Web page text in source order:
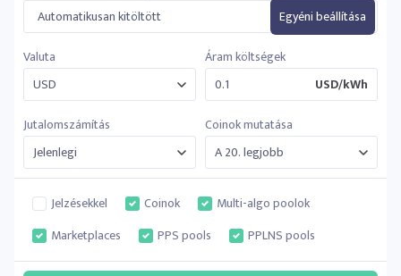
Automatikusan kitöltött
Egyéni beállítása
Valuta
Áram költségek
USD/kWh
Jutalomszámítás
Coinok mutatása
Jelzésekkel Coinok
Multi-algo poolok
Marketplaces
PPS pools PPLNS pools